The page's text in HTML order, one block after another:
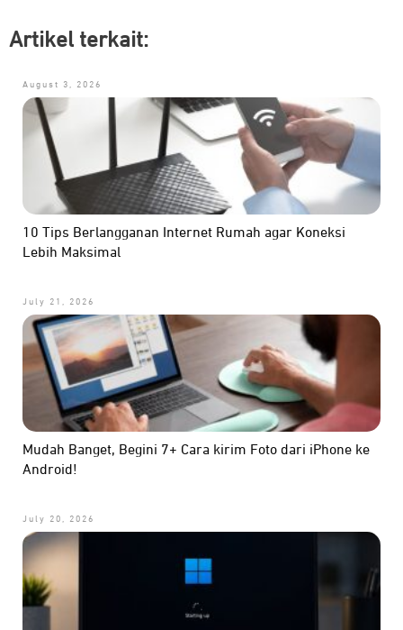
Artikel terkait:
August 3, 2026
10 Tips Berlangganan Internet Rumah agar Koneksi
Lebih Maksimal
July 21, 2026
Mudah Banget, Begini 7+ Cara kirim Foto dari iPhone ke
Android!
July 20, 2026